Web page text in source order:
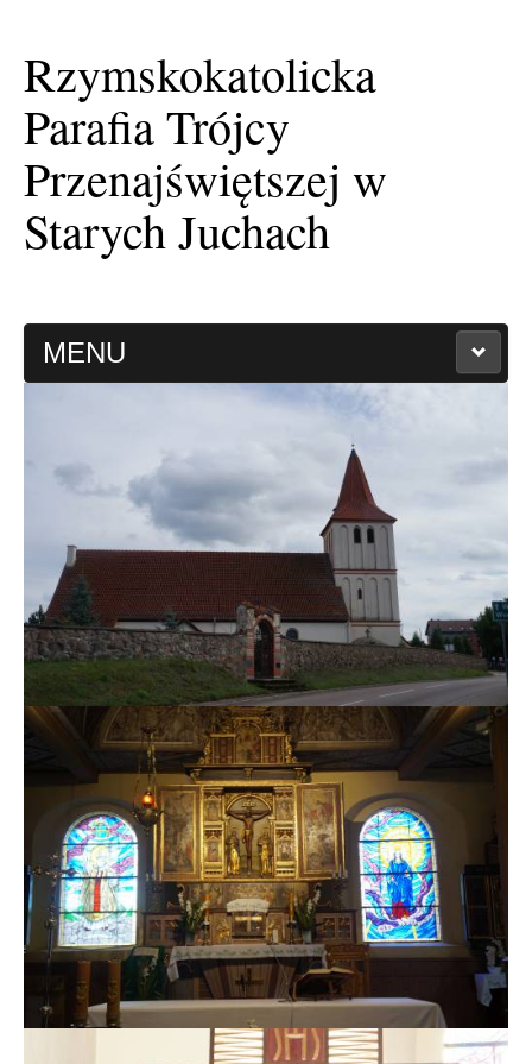
Rzymskokatolicka
Parafia Trójcy
Przenajświętszej w
Starych Juchach
MENU
KAPLICA FILIALNA
MSZE I NABOŻEŃSTWA
KONTAKT
KANCELARIA PARAFIALNA